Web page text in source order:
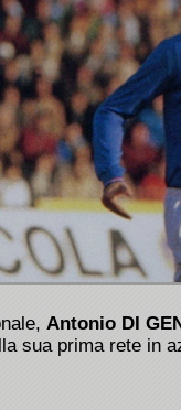
Antonio DI
sua prima rete in